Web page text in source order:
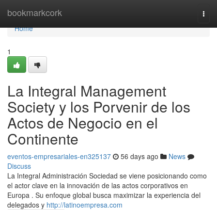
bookmarkcork
Home
Home
1
La Integral Management
Society y los Porvenir de los
Actos de Negocio en el
Continente
eventos-empresariales-en325137 56 days ago
News
Discuss
La Integral Administración Sociedad se viene posicionando como
el actor clave en la innovación de las actos corporativos en
Europa . Su enfoque global busca maximizar la experiencia del
delegados y http://latinoempresa.com